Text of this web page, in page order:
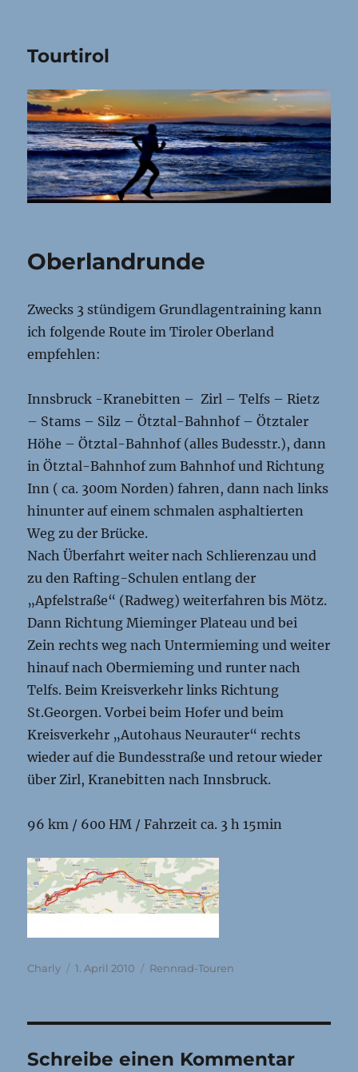
Tourtirol
Oberlandrunde
Zwecks 3 stündigem Grundlagentraining kann
ich folgende Route im Tiroler Oberland
empfehlen:
Innsbruck -Kranebitten – Zirl – Telfs – Rietz
– Stams – Silz – Ötztal-Bahnhof – Ötztaler
Höhe – Ötztal-Bahnhof (alles Budesstr.), dann
in Ötztal-Bahnhof zum Bahnhof und Richtung
Inn ( ca. 300m Norden) fahren, dann nach links
hinunter auf einem schmalen asphaltierten
Weg zu der Brücke.
Nach Überfahrt weiter nach Schlierenzau und
zu den Rafting-Schulen entlang der
„Apfelstraße“ (Radweg) weiterfahren bis Mötz.
Dann Richtung Mieminger Plateau und bei
Zein rechts weg nach Untermieming und weiter
hinauf nach Obermieming und runter nach
Telfs. Beim Kreisverkehr links Richtung
St.Georgen. Vorbei beim Hofer und beim
Kreisverkehr „Autohaus Neurauter“ rechts
wieder auf die Bundesstraße und retour wieder
über Zirl, Kranebitten nach Innsbruck.
96 km / 600 HM / Fahrzeit ca. 3 h 15min
Autor
Charly
Veröffentlicht
1. April 2010 Kategorien
Rennrad-Touren
Schreibe einen Kommentar